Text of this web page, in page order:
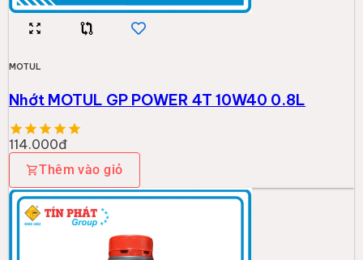
MOTUL
Nhớt MOTUL GP POWER 4T 10W40 0.8L
114.000đ
Thêm vào giỏ